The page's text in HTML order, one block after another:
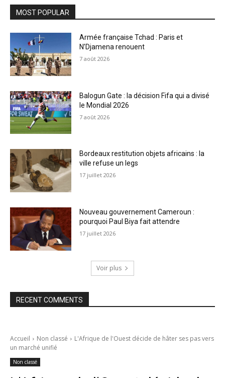
MOST POPULAR
Armée française Tchad : Paris et
N’Djamena renouent
7 août 2026
Balogun Gate : la décision Fifa qui a divisé
le Mondial 2026
7 août 2026
Bordeaux restitution objets africains : la
ville refuse un legs
17 juillet 2026
Nouveau gouvernement Cameroun :
pourquoi Paul Biya fait attendre
17 juillet 2026
Voir plus
RECENT COMMENTS